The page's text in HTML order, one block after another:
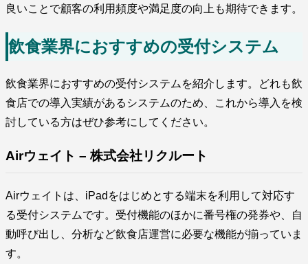
良いことで顧客の利用頻度や満足度の向上も期待できます。
飲食業界におすすめの受付システム
飲食業界におすすめの受付システムを紹介します。どれも飲
食店での導入実績があるシステムのため、これから導入を検
討している方はぜひ参考にしてください。
Airウェイト – 株式会社リクルート
Airウェイトは、iPadをはじめとする端末を利用して対応す
る受付システムです。受付機能のほかに番号権の発券や、自
動呼び出し、分析など飲食店運営に必要な機能が揃っていま
す。